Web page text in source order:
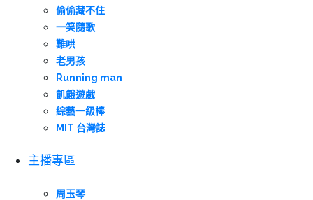
偷偷藏不住
一笑隨歌
難哄
老男孩
Running man
飢餓遊戲
綜藝一級棒
MIT 台灣誌
主播專區
周玉琴